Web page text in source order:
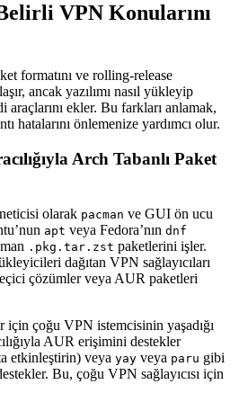
VPN Konularını
formatını ve rolling-release
ancak yazılımı nasıl yükleyip
ekler. Bu farkları anlamak,
hatalarını önlemenize yardımcı olur.
Arch Tabanlı Paket
olarak pacman ve GUI ön ucu
apt veya Fedora’nın dnf
.pkg.tar.zst paketlerini işler.
dağıtan VPN sağlayıcıları
çözümler veya AUR paketleri
için çoğu VPN istemcisinin yaşadığı
AUR erişimini destekler
etkinleştirin) veya yay veya paru gibi
Bu, çoğu VPN sağlayıcısı için